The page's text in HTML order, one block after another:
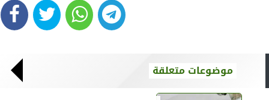
موضوعات متعلقة